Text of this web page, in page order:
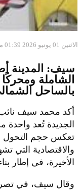
الاثنين 01 يونيو 2026 01:39 مساءً
سيف: المدينة
الشاملة ومحركًا
بالساحل
أكد محمد سيف نائب
الجديدة تُعد
تعكس حجم التحول
والاقتصادية التي
الأخيرة، في إطار
وقال سيف، في